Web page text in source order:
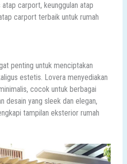
carport, keunggulan atap
carport terbaik untuk rumah
penting untuk menciptakan
estetis. Lovera menyediakan
cocok untuk berbagai
desain yang sleek dan elegan,
tampilan eksterior rumah